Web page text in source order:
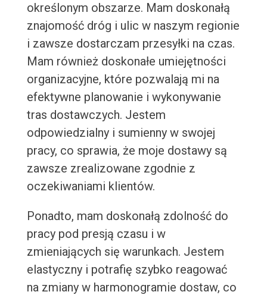
określonym obszarze. Mam doskonałą
znajomość dróg i ulic w naszym regionie
i zawsze dostarczam przesyłki na czas.
Mam również doskonałe umiejętności
organizacyjne, które pozwalają mi na
efektywne planowanie i wykonywanie
tras dostawczych. Jestem
odpowiedzialny i sumienny w swojej
pracy, co sprawia, że moje dostawy są
zawsze zrealizowane zgodnie z
oczekiwaniami klientów.
Ponadto, mam doskonałą zdolność do
pracy pod presją czasu i w
zmieniających się warunkach. Jestem
elastyczny i potrafię szybko reagować
na zmiany w harmonogramie dostaw, co